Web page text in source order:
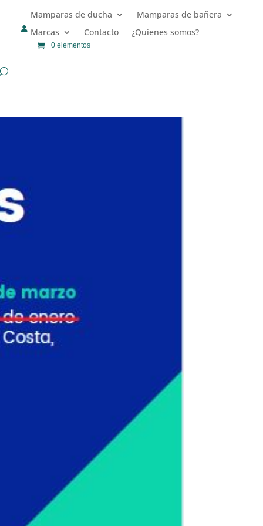
Mamparas de ducha
Mamparas de bañera
Marcas
Contacto ¿Quienes somos?
0 elementos
